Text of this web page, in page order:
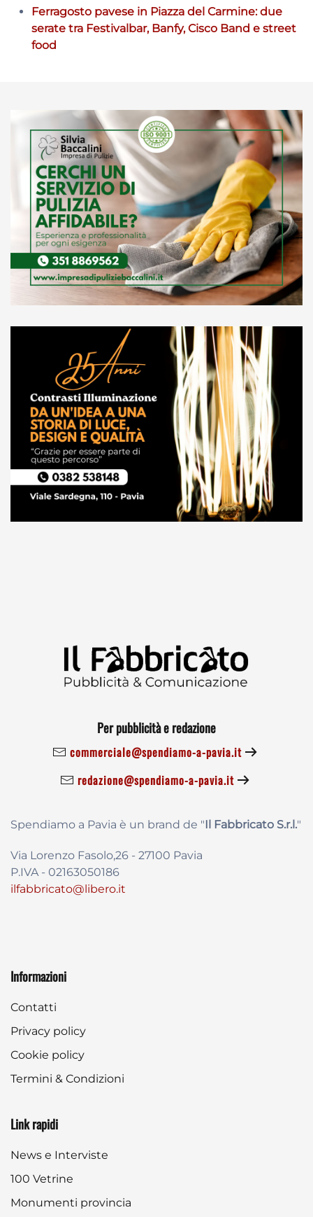
Ferragosto pavese in Piazza del Carmine: due
serate tra Festivalbar, Banfy, Cisco Band e street
food
Per pubblicità e redazione
commerciale@spendiamo-a-pavia.it
redazione@spendiamo-a-pavia.it
Spendiamo a Pavia è un brand de " Il Fabbricato S.r.l."
Via Lorenzo Fasolo,26 - 27100 Pavia
P.IVA - 02163050186
ilfabbricato@libero.it
Informazioni
Contatti
Privacy policy
Cookie policy
Termini & Condizioni
Link rapidi
News e Interviste
100 Vetrine
Monumenti provincia